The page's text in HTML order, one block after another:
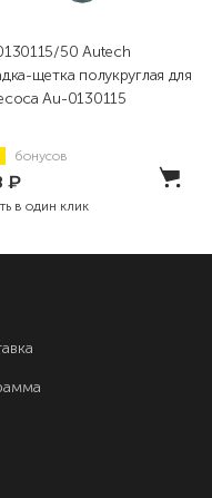
50 Autech
щетка полукруглая для
Au-0130115
бонусов
₽
в один клик